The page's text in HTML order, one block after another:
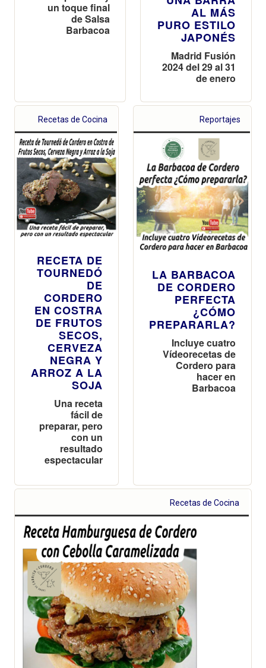
un toque final
de Salsa
Barbacoa
AL MÁS
PURO ESTILO
JAPONÉS
Madrid Fusión
2024 del 29 al 31
de enero
Recetas de Cocina
RECETA DE
TOURNEDÓ
DE
CORDERO
EN COSTRA
DE FRUTOS
SECOS,
CERVEZA
NEGRA Y
ARROZ A LA
SOJA
Una receta
fácil de
preparar, pero
con un
resultado
espectacular
Reportajes
LA BARBACOA
DE CORDERO
PERFECTA
¿CÓMO
PREPARARLA?
Incluye cuatro
Vídeorecetas de
Cordero para
hacer en
Barbacoa
Recetas de Cocina